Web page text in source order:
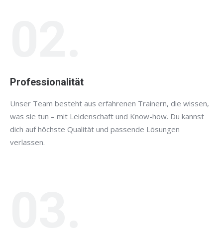
Professionalität
Unser Team besteht aus erfahrenen Trainern, die wissen,
was sie tun – mit Leidenschaft und Know-how. Du kannst
dich auf höchste Qualität und passende Lösungen
verlassen.